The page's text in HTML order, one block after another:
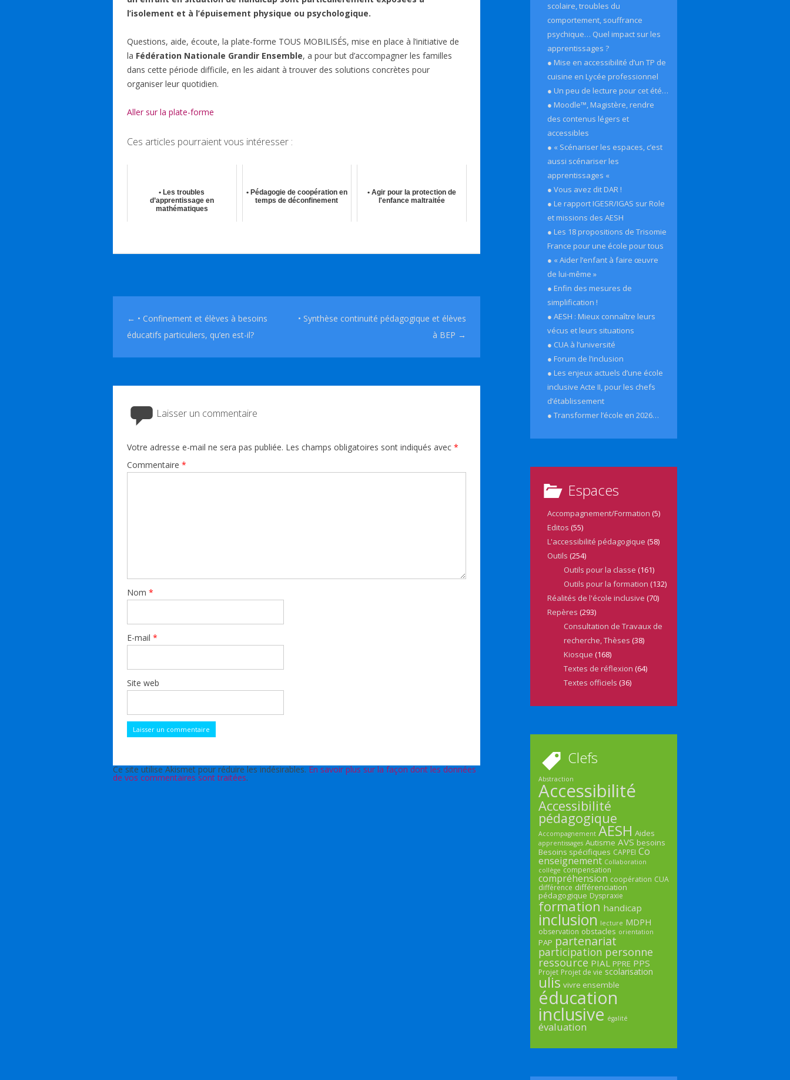
b
o
o
k
e
dI
n
s
p
p
sk
y
l g
er
l’isolement et à l’épuisement physique ou psychologique.
Questions, aide, écoute, la plate-forme TOUS MOBILISÉS, mise en place à l’initiative de
la Fédération Nationale Grandir Ensemble, a pour but d’accompagner les familles
dans cette période difficile, en les aidant à trouver des solutions concrètes pour
organiser leur quotidien.
Aller sur la plate-forme
Ces articles pourraient vous intéresser :
• Les troubles
d’apprentissage en
mathématiques
• Pédagogie de coopération en
temps de déconfinement
• Agir pour la protection de
l'enfance maltraitée
Navigation des articles
← • Confinement et élèves à besoins
éducatifs particuliers, qu’en est-il?
• Synthèse continuité pédagogique et élèves
à BEP →
Laisser un commentaire
Votre adresse e-mail ne sera pas publiée. Les champs obligatoires sont indiqués avec *
Commentaire *
Nom *
E-mail *
Site web
Ce site utilise Akismet pour réduire les indésirables. En savoir plus sur la façon dont les données
de vos commentaires sont traitées.
scolaire, troubles du
comportement, souffrance
psychique… Quel impact sur les
apprentissages ?
● Mise en accessibilité d’un TP de
cuisine en Lycée professionnel
● Un peu de lecture pour cet été…
● Moodle™, Magistère, rendre
des contenus légers et
accessibles
● « Scénariser les espaces, c’est
aussi scénariser les
apprentissages «
● Vous avez dit DAR !
● Le rapport IGESR/IGAS sur Role
et missions des AESH
● Les 18 propositions de Trisomie
France pour une école pour tous
● « Aider l’enfant à faire œuvre
de lui-même »
● Enfin des mesures de
simplification !
● AESH : Mieux connaître leurs
vécus et leurs situations
● CUA à l’université
● Forum de l’inclusion
● Les enjeux actuels d’une école
inclusive Acte II, pour les chefs
d’établissement
● Transformer l’école en 2026…
Espaces
Accompagnement/Formation (5)
Editos (55)
L'accessibilité pédagogique (58)
Outils (254)
Outils pour la classe (161)
Outils pour la formation (132)
Réalités de l'école inclusive (70)
Repères (293)
Consultation de Travaux de
recherche, Thèses (38)
Kiosque (168)
Textes de réflexion (64)
Textes officiels (36)
Clefs
Abstraction
Accessibilité
Accessibilité
pédagogique
Accompagnement AESH Aides
apprentissages Autisme AVS besoins
Besoins spécifiques CAPPEI Co
enseignement Collaboration
collège compensation
compréhension coopération CUA
différence différenciation
pédagogique Dyspraxie
formation handicap
inclusion lecture MDPH
observation obstacles orientation
PAP partenariat
participation personne
ressource PIAL PPRE PPS
Projet Projet de vie scolarisation
ulis vivre ensemble
éducation
inclusive égalité
évaluation